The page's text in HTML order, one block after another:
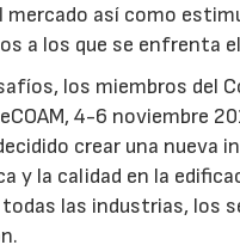
así como
a los que se enfrenta
los miembros del
4-6 noviembre
crear una
y la calidad en la
todas las industrias,